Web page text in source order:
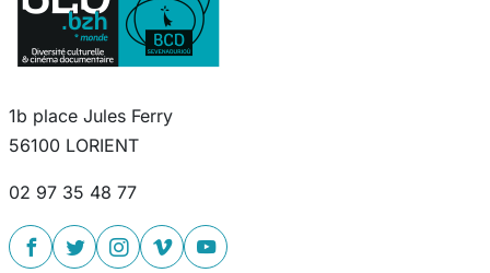
1b place Jules Ferry
56100 LORIENT
02 97 35 48 77